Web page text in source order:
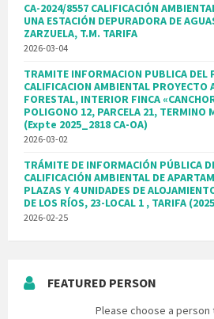
CA-2024/8557 CALIFICACIÓN
UNA ESTACIÓN DEPURADORA DE
ZARZUELA, T.M. TARIFA
2026-03-04
TRAMITE INFORMACION PUBLICA DEL
CALIFICACION AMBIENTAL PROYECTO
FORESTAL, INTERIOR FINCA
POLIGONO 12, PARCELA 21, TERMINO
(Expte 2025_2818 CA-OA)
2026-03-02
TRÁMITE DE INFORMACIÓN PÚBLICA
CALIFICACIÓN AMBIENTAL DE
PLAZAS Y 4 UNIDADES DE
DE LOS RÍOS, 23-LOCAL 1 , TARIFA
2026-02-25
FEATURED PERSON
Please choose a person